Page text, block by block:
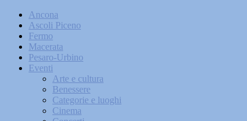
Ancona
Ascoli Piceno
Fermo
Macerata
Pesaro-Urbino
Eventi
Arte e cultura
Benessere
Categorie e luoghi
Cinema